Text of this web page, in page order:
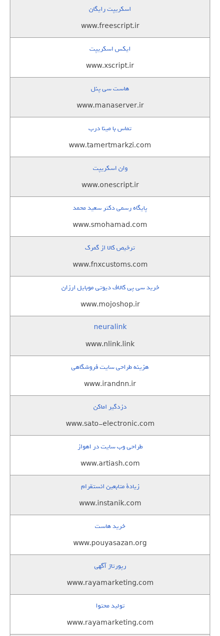
اسکریپت رایگان
www.freescript.ir
ایکس اسکریپت
www.xscript.ir
هاست سی پنل
www.manaserver.ir
تماس با مینا درب
www.tamertmarkzi.com
وان اسکریپت
www.onescript.ir
پایگاه رسمی دکتر سعید محمد
www.smohamad.com
ترخیص کالا از گمرک
www.fnxcustoms.com
خرید سی پی کالاف دیوتی موبایل ارزان
www.mojoshop.ir
neuralink
www.nlink.link
هزینه طراحی سایت فروشگاهی
www.irandnn.ir
دزدگیر اماکن
www.sato-electronic.com
طراحی وب سایت در اهواز
www.artiash.com
زيادة متابعين انستقرام
www.instanik.com
خرید هاست
www.pouyasazan.org
رپورتاژ آگهی
www.rayamarketing.com
تولید محتوا
www.rayamarketing.com